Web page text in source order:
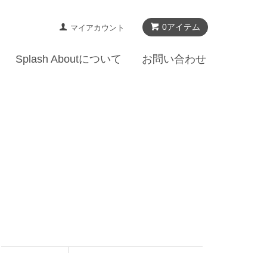
0アイテム
マイアカウント
Splash Aboutについて お問い合わせ